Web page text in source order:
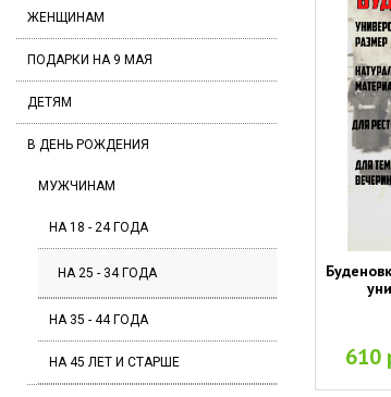
ЖЕНЩИНАМ
ПОДАРКИ НА 9 МАЯ
ДЕТЯМ
В ДЕНЬ РОЖДЕНИЯ
МУЖЧИНАМ
НА 18 - 24 ГОДА
НА 25 - 34 ГОДА
НА 35 - 44 ГОДА
НА 45 ЛЕТ И СТАРШЕ 610